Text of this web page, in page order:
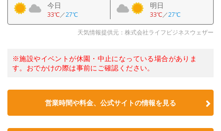
今日
33℃／27℃
明日
33℃／27℃
天気情報提供元：株式会社ライフビジネスウェザー
※施設やイベントが休園・中止になっている場合がありま
す。おでかけの際は事前にご確認ください。
営業時間や料金、公式サイトの情報を見る